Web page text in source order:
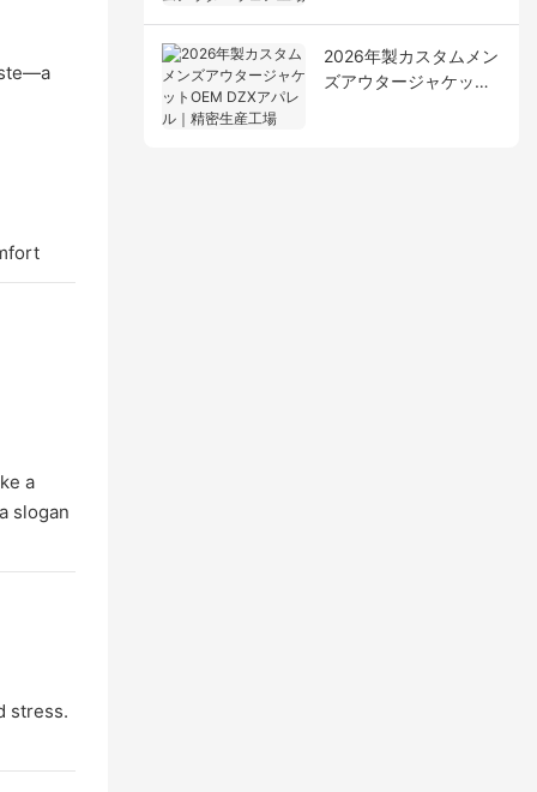
a
slogan
stress.
2026年製カスタムメン
ズアウタージャケット